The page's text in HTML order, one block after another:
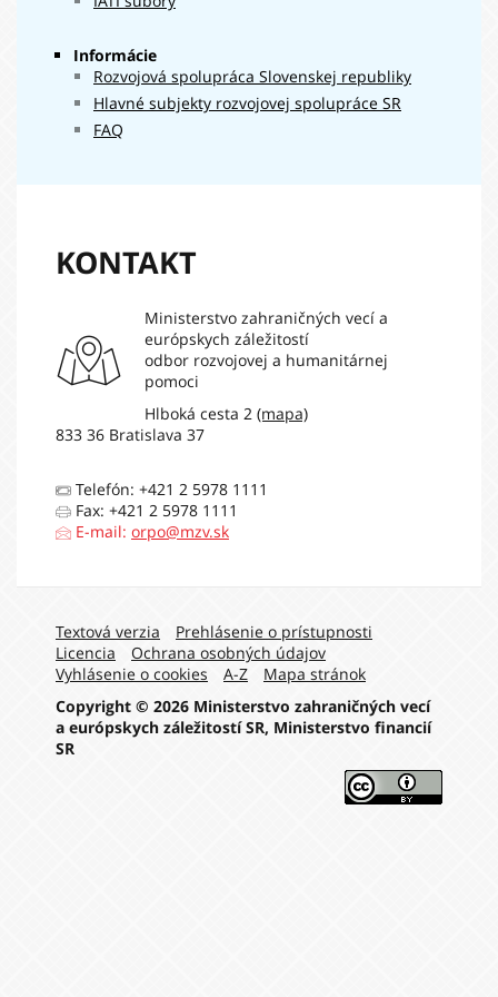
a regionálneho
republiky
Ministerstvo
hospodárstva
Slovenskej
republiky
21 585 €
Informácie
Rozvojová spolupráca Slovenskej republiky
Hlavné subjekty rozvojovej spolupráce SR
FAQ
KONTAKT
Ministerstvo zahraničných vecí a
európskych záležitostí
odbor rozvojovej a humanitárnej
pomoci
Hlboká cesta 2 (mapa)
833 36 Bratislava 37
Telefón: +421 2 5978 1111
Fax: +421 2 5978 1111
E-mail: orpo@mzv.sk
Navigation:
Textová verzia
Prehlásenie o prístupnosti
Licencia
Ochrana osobných údajov
Vyhlásenie o cookies
A-Z
Mapa stránok
Copyright © 2026 Ministerstvo zahraničných vecí
a európskych záležitostí SR, Ministerstvo financií
SR